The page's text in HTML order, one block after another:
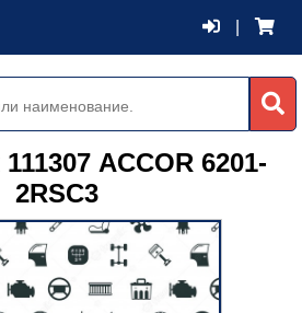
ACCOR 6201-
2RSC3